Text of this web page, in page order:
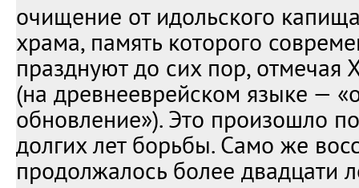
очищение от идольского
храма, память которого
празднуют до сих пор, отмечая
(на древнееврейском языке —
обновление»). Это произошло
долгих лет борьбы. Само же
продолжалось более двадцати